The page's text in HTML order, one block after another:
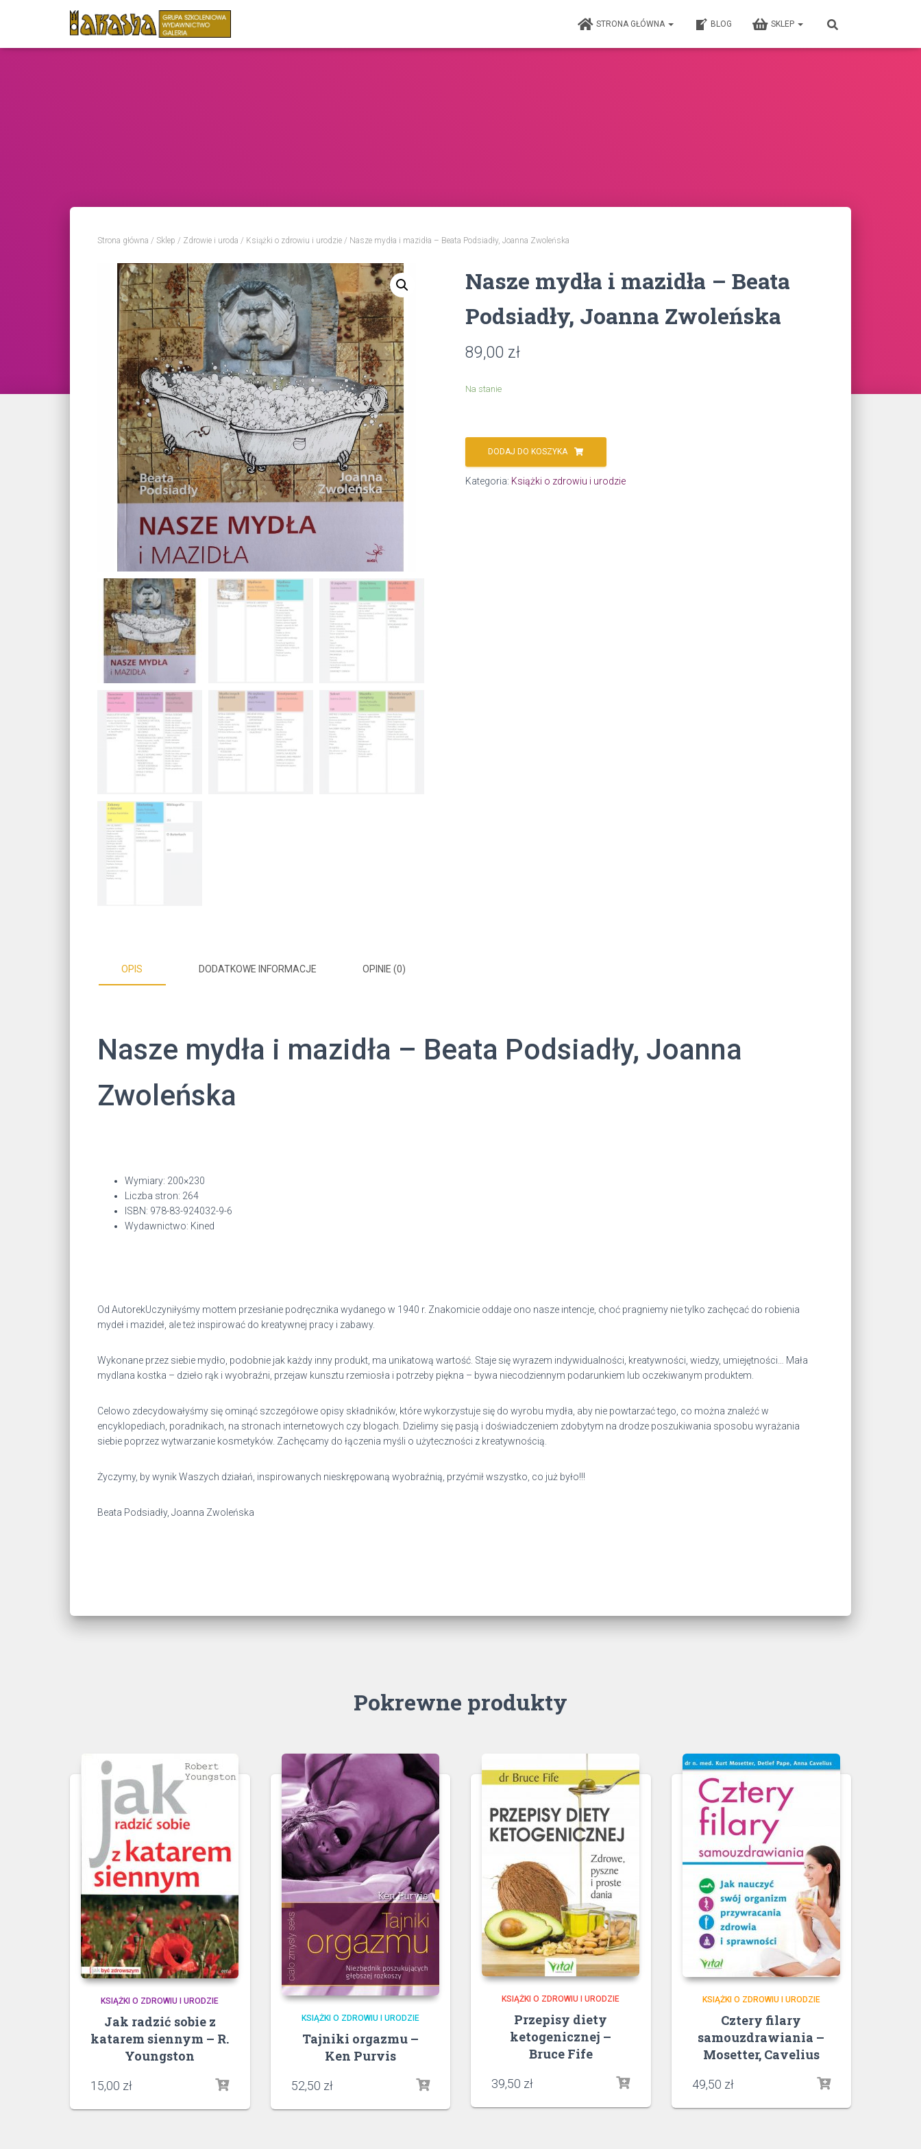
STRONA GŁÓWNA BLOG SKLEP
Strona główna / Sklep / Zdrowie i uroda / Książki o zdrowiu i urodzie / Nasze mydła i mazidła – Beata Podsiadły, Joanna Zwoleńska
Nasze mydła i mazidła – Beata
Podsiadły, Joanna Zwoleńska
89,00 zł
Na stanie
DODAJ DO KOSZYKA
Kategoria: Książki o zdrowiu i urodzie
OPIS DODATKOWE INFORMACJE OPINIE (0)
Nasze mydła i mazidła – Beata Podsiadły, Joanna
Zwoleńska
Wymiary: 200×230
Liczba stron: 264
ISBN: 978-83-924032-9-6
Wydawnictwo: Kined
Od AutorekUczyniłyśmy mottem przesłanie podręcznika wydanego w 1940 r. Znakomicie oddaje ono nasze intencje, choć pragniemy nie tylko zachęcać do robienia
mydeł i mazideł, ale też inspirować do kreatywnej pracy i zabawy.
Wykonane przez siebie mydło, podobnie jak każdy inny produkt, ma unikatową wartość. Staje się wyrazem indywidualności, kreatywności, wiedzy, umiejętności… Mała
mydlana kostka – dzieło rąk i wyobraźni, przejaw kunsztu rzemiosła i potrzeby piękna – bywa niecodziennym podarunkiem lub oczekiwanym produktem.
Celowo zdecydowałyśmy się ominąć szczegółowe opisy składników, które wykorzystuje się do wyrobu mydła, aby nie powtarzać tego, co można znaleźć w
encyklopediach, poradnikach, na stronach internetowych czy blogach. Dzielimy się pasją i doświadczeniem zdobytym na drodze poszukiwania sposobu wyrażania
siebie poprzez wytwarzanie kosmetyków. Zachęcamy do łączenia myśli o użyteczności z kreatywnością.
Życzymy, by wynik Waszych działań, inspirowanych nieskrępowaną wyobraźnią, przyćmił wszystko, co już było!!!
Beata Podsiadły, Joanna Zwoleńska
Pokrewne produkty
KSIĄŻKI O ZDROWIU I URODZIE
Jak radzić sobie z
katarem siennym – R.
Youngston
15,00 zł
KSIĄŻKI O ZDROWIU I URODZIE
Tajniki orgazmu –
Ken Purvis
52,50 zł
KSIĄŻKI O ZDROWIU I URODZIE
Przepisy diety
ketogenicznej –
Bruce Fife
39,50 zł
KSIĄŻKI O ZDROWIU I URODZIE
Cztery filary
samouzdrawiania –
Mosetter, Cavelius
49,50 zł